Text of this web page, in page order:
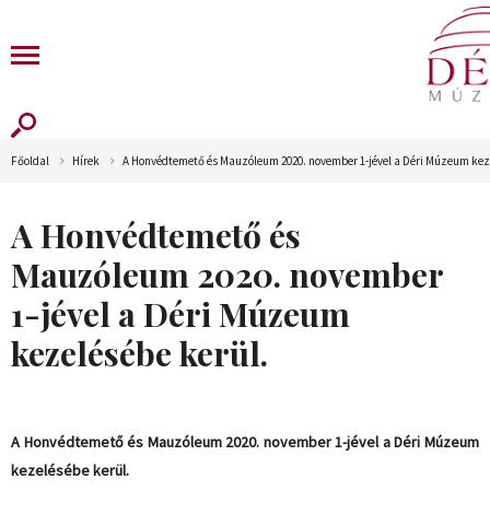
Főoldal Hírek A Honvédtemető és Mauzóleum 2020. november 1-jével a Déri Múzeum
A Honvédtemető és
Mauzóleum 2020. november
1-jével a Déri Múzeum
kezelésébe kerül.
A Honvédtemető és Mauzóleum 2020. november 1-jével a Déri Múzeum
kezelésébe kerül.